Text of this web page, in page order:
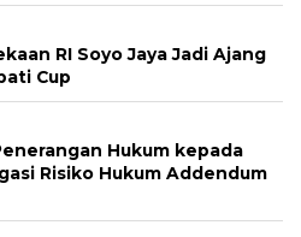
RI Soyo Jaya Jadi Ajang
Cup
Hukum kepada
Risiko Hukum Addendum